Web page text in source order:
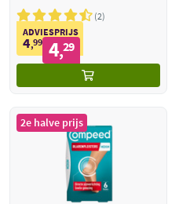
2
ADVIESPRIJS
4,99 4,29
2e halve prijs